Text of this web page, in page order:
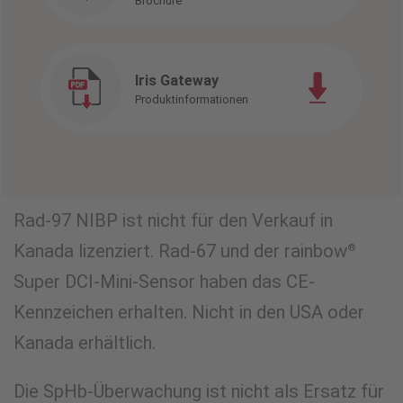
Iris Gateway
Produktinformationen
Rad-97 NIBP ist nicht für den Verkauf in
Kanada lizenziert. Rad-67 und der rainbow®
Super DCI-Mini-Sensor haben das CE-
Kennzeichen erhalten. Nicht in den USA oder
Kanada erhältlich.
Die SpHb-Überwachung ist nicht als Ersatz für